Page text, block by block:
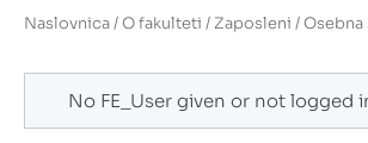
Naslovnica/O fakulteti / Zaposleni /Osebna
No FE_User given or not logged